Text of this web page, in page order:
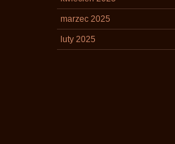
marzec 2025
luty 2025